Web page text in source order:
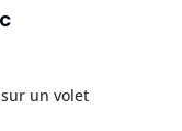
un volet